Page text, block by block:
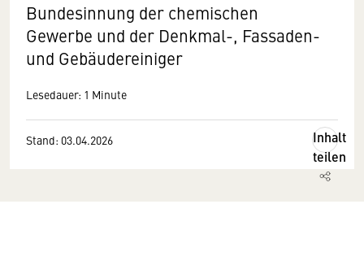
Bundesinnung der chemischen
Gewerbe und der Denkmal-, Fassaden-
und Gebäudereiniger
Lesedauer: 1 Minute
Stand: 03.04.2026
Inhalt
teilen